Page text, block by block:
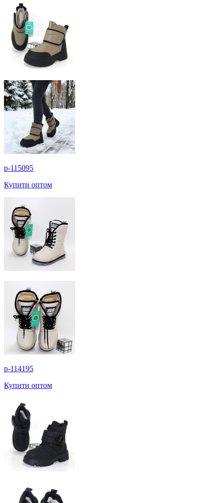
p-115095
Купити оптом
p-114195
Купити оптом